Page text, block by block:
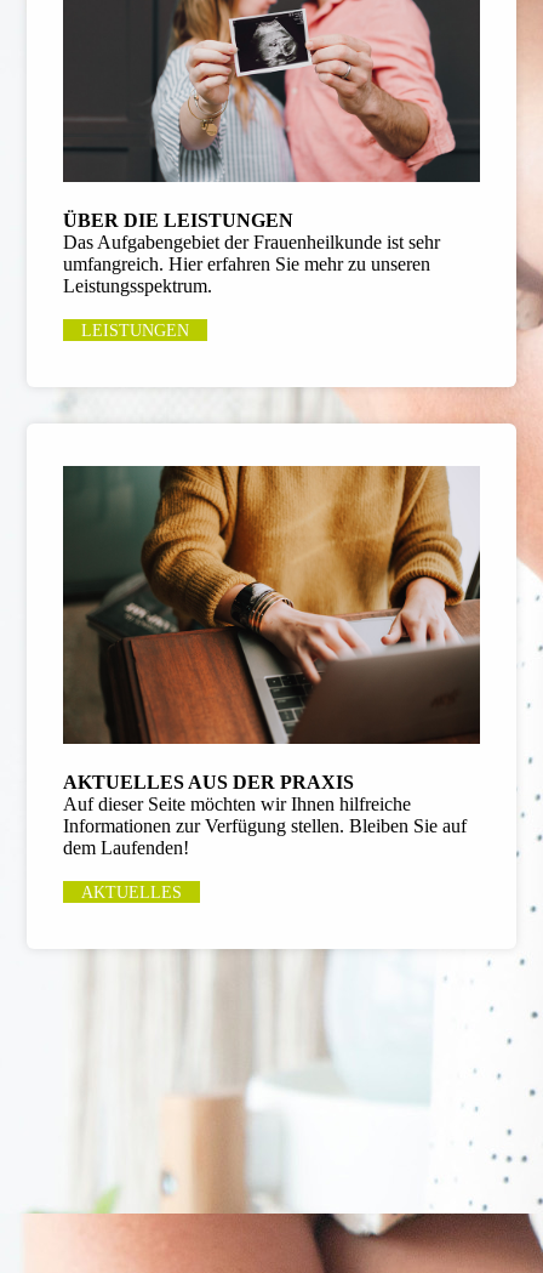
ÜBER DIE LEISTUNGEN
Das Aufgabengebiet der Frauenheilkunde ist sehr
umfangreich. Hier erfahren Sie mehr zu unseren
Leistungsspektrum.
LEISTUNGEN
AKTUELLES AUS DER PRAXIS
Auf dieser Seite möchten wir Ihnen hilfreiche
Informationen zur Verfügung stellen. Bleiben Sie auf
dem Laufenden!
AKTUELLES